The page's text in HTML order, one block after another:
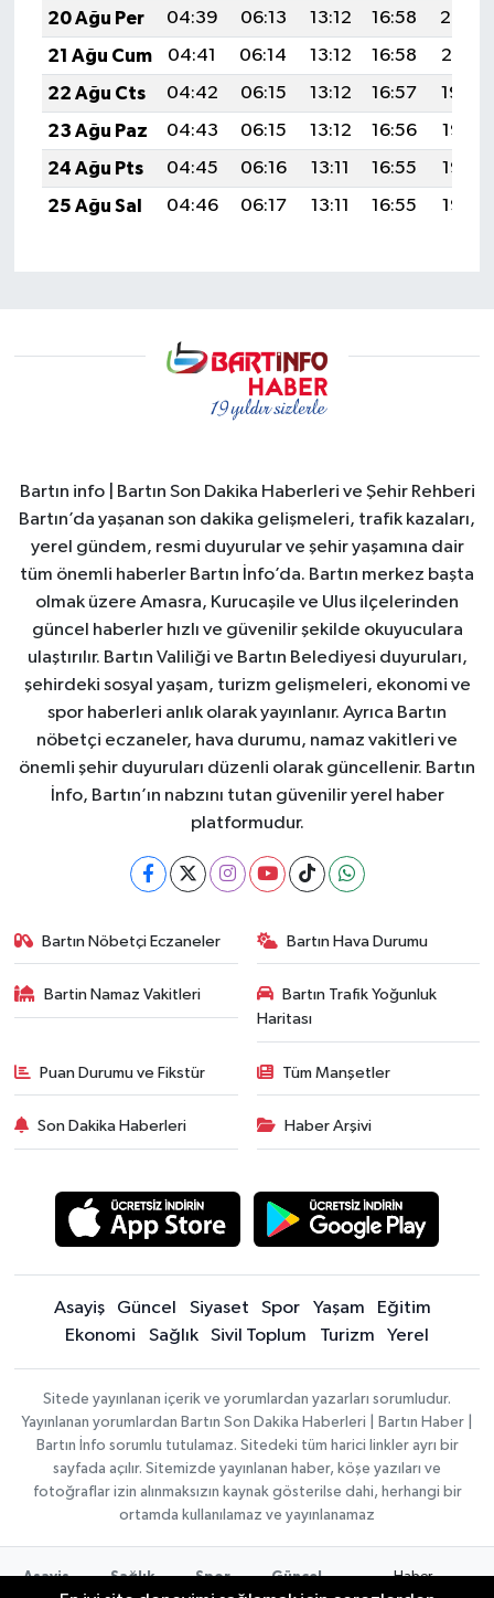
20 Ağu Per
04:39 06:13 13:12 16:58
20:02
21 Ağu Cum
04:41 06:14 13:12 16:58
20:01
22 Ağu Cts
04:42 06:15 13:12 16:57
19:59
23 Ağu Paz
04:43 06:15 13:12 16:56
19:58
24 Ağu Pts
04:45 06:16 13:11 16:55
19:56
25 Ağu Sal
04:46 06:17 13:11 16:55 19:55
Bartın info | Bartın Son Dakika Haberleri ve Şehir Rehberi
Bartın’da yaşanan son dakika gelişmeleri, trafik kazaları,
yerel gündem, resmi duyurular ve şehir yaşamına dair
tüm önemli haberler Bartın İnfo’da. Bartın merkez başta
olmak üzere Amasra, Kurucaşile ve Ulus ilçelerinden
güncel haberler hızlı ve güvenilir şekilde okuyuculara
ulaştırılır. Bartın Valiliği ve Bartın Belediyesi duyuruları,
şehirdeki sosyal yaşam, turizm gelişmeleri, ekonomi ve
spor haberleri anlık olarak yayınlanır. Ayrıca Bartın
nöbetçi eczaneler, hava durumu, namaz vakitleri ve
önemli şehir duyuruları düzenli olarak güncellenir. Bartın
İnfo, Bartın’ın nabzını tutan güvenilir yerel haber
platformudur.
Bartın Nöbetçi Eczaneler Bartın Hava Durumu
Bartin Namaz Vakitleri
Bartın Trafik Yoğunluk
Haritası
Puan Durumu ve Fikstür Tüm Manşetler
Son Dakika Haberleri Haber Arşivi
Asayiş Güncel Siyaset Spor Yaşam
Eğitim
Ekonomi
Sağlık Sivil Toplum Turizm Yerel
Sitede yayınlanan içerik ve yorumlardan yazarları sorumludur.
Yayınlanan yorumlardan Bartın Son Dakika Haberleri | Bartın Haber |
Bartın İnfo sorumlu tutulamaz. Sitedeki tüm harici linkler ayrı bir
sayfada açılır. Sitemizde yayınlanan haber, köşe yazıları ve
fotoğraflar izin alınmaksızın kaynak gösterilse dahi, herhangi bir
ortamda kullanılamaz ve yayınlanamaz
Asayiş Sağlık Spor
Güncel
Haber